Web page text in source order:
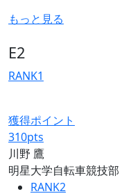
もっと見る
E2
RANK1
獲得ポイント
310pts
川野 鷹
明星大学自転車競技部
RANK2